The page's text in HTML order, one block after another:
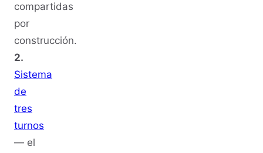
compartidas
por
construcción.
2.
Sistema
de
tres
turnos
— el